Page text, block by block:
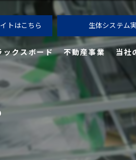
トはこちら 生体システム
ックスボード
品の用途例
入の流れ
不動産事業 当社
新築
石膏
リ